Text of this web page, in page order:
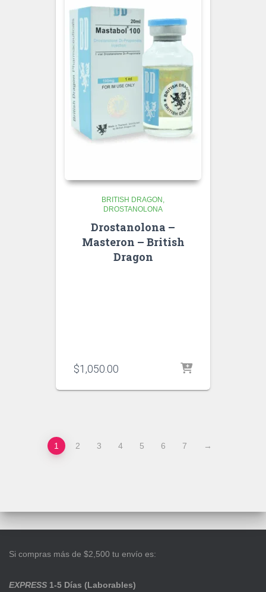
BRITISH DRAGON
DROSTANOLONA
Drostanolona –
Masteron – British
Dragon
$1,050.00
1 2 3 4 5 6 7 →
Si compras más de $2,500 tu envío es:
EXPRESS 1-5 Días (Laborables)